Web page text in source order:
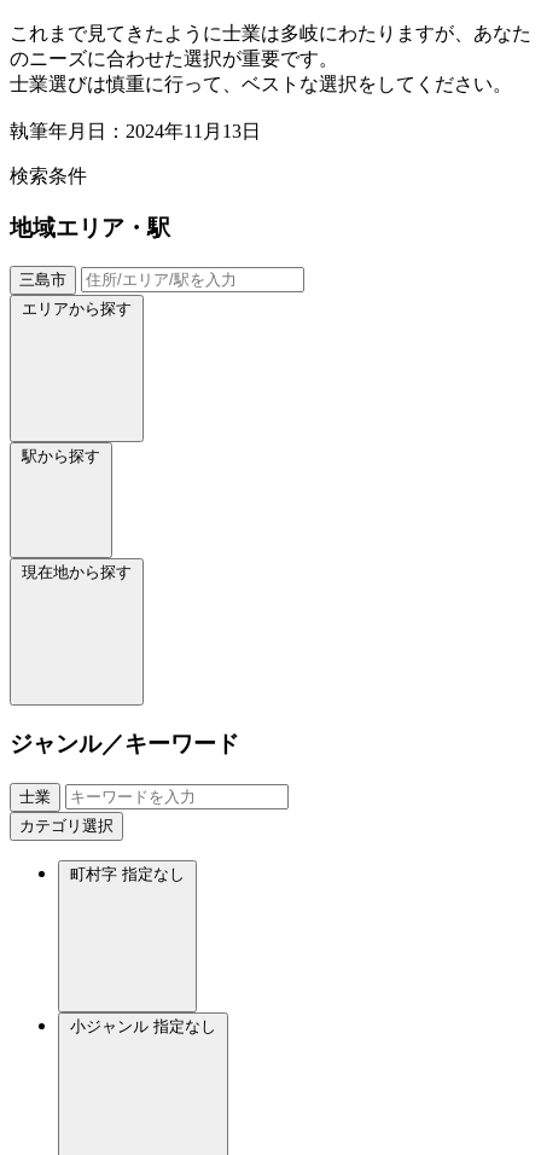
これまで見てきたように士業は多岐にわたりますが、あなた
のニーズに合わせた選択が重要です。
士業選びは慎重に行って、ベストな選択をしてください。
執筆年月日：2024年11月13日
検索条件
地域エリア・駅
三島市
エリアから探す
駅から探す
現在地から探す
ジャンル／キーワード
士業
カテゴリ選択
町村字 指定なし
小ジャンル 指定なし